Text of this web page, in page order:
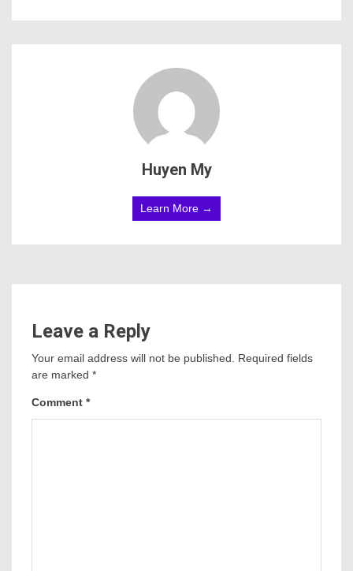
Huyen My
Learn More →
Leave a Reply
Your email address will not be published. Required fields
are marked *
Comment *